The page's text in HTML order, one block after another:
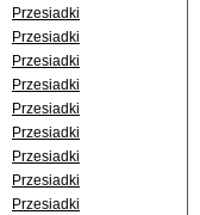
Przesiadki
Przesiadki
Przesiadki
Przesiadki
Przesiadki
Przesiadki
Przesiadki
Przesiadki
Przesiadki